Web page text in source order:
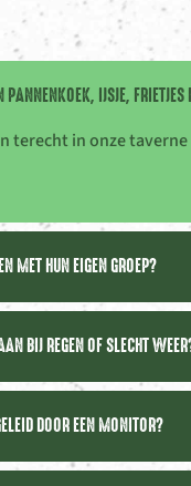
IJSJE,
terecht in onze
MET HUN EIGEN GROEP?
BIJ REGEN OF SLECHT
DOOR EEN MONITOR?